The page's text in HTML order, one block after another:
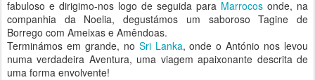
fabuloso e dirigimo-nos logo de seguida para Marrocos onde, na
companhia da Noelia, degustámos um saboroso Tagine de
Borrego com Ameixas e Amêndoas.
Terminámos em grande, no Sri Lanka, onde o António nos levou
numa verdadeira Aventura, uma viagem apaixonante descrita de
uma forma envolvente!